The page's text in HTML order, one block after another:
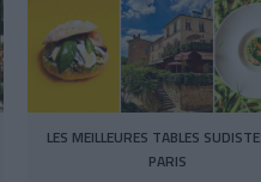
LES MEILLEURES TABLES
PARIS